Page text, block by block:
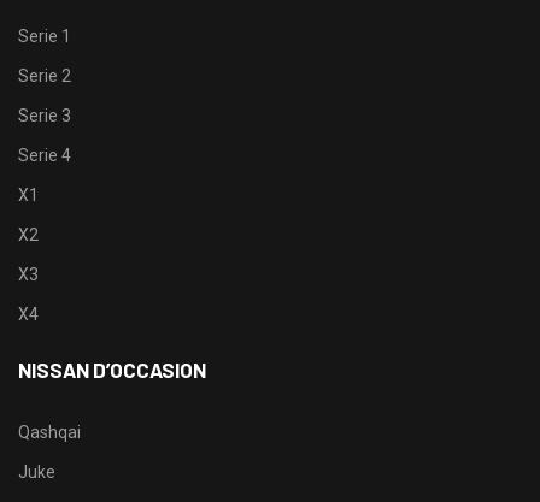
Serie 1
Serie 2
Serie 3
Serie 4
X1
X2
X3
X4
NISSAN D’OCCASION
Qashqai
Juke